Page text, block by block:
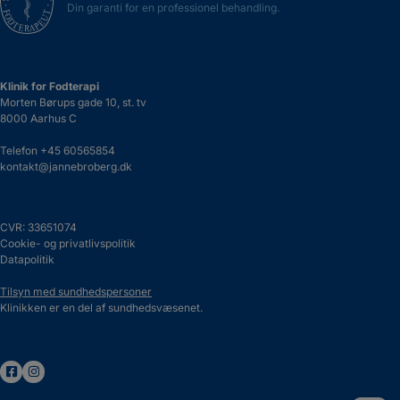
Din garanti for en professionel behandling.
Klinik for Fodterapi
Morten Børups gade 10, st. tv
8000 Aarhus C
Telefon +45 60565854
kontakt@jannebroberg.dk
CVR: 33651074
Cookie- og privatlivspolitik
Datapolitik
Tilsyn med sundhedspersoner
Klinikken er en del af sundhedsvæsenet.